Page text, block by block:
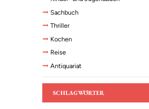
Sachbuch
Thriller
Kochen
Reise
Antiquariat
SCHLAGWÖRTER